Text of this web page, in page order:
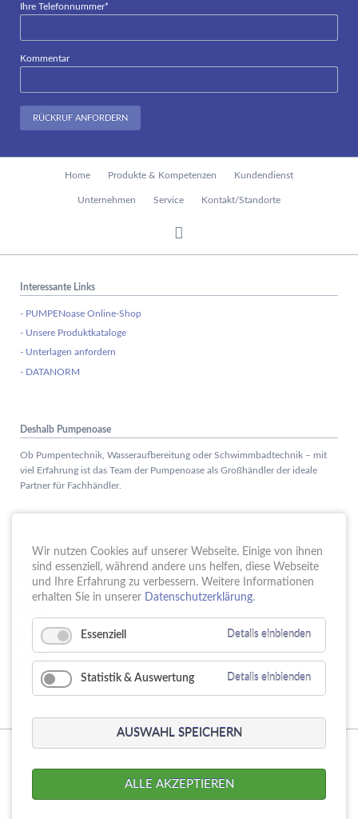
Pflichtfeld
Ihre Telefonnummer*
Kommentar
RÜCKRUF ANFORDERN
Home Produkte & Kompetenzen Kundendienst
Unternehmen Service Kontakt/Standorte
Interessante Links
- PUMPENoase Online-Shop
- Unsere Produktkataloge
- Unterlagen anfordern
- DATANORM
Deshalb Pumpenoase
Ob Pumpentechnik, Wasseraufbereitung oder Schwimmbadtechnik – mit
viel Erfahrung ist das Team der Pumpenoase als Großhändler der ideale
Partner für Fachhändler.
15. Schule trifft Wirtschaft bei der PUMPENoase!
18. Vortrag IT-Sicherheit
16 Jahre PUMPENoase
23.
überspringen
Datenschutz Impressum AGB
Wir nutzen Cookies auf unserer Webseite. Einige von ihnen
sind essenziell, während andere uns helfen, diese Webseite
und Ihre Erfahrung zu verbessern. Weitere Informationen
erhalten Sie in unserer Datenschutzerklärung.
Essenziell Details einblenden
Statistik & Auswertung Details einblenden
AUSWAHL SPEICHERN
ALLE AKZEPTIEREN